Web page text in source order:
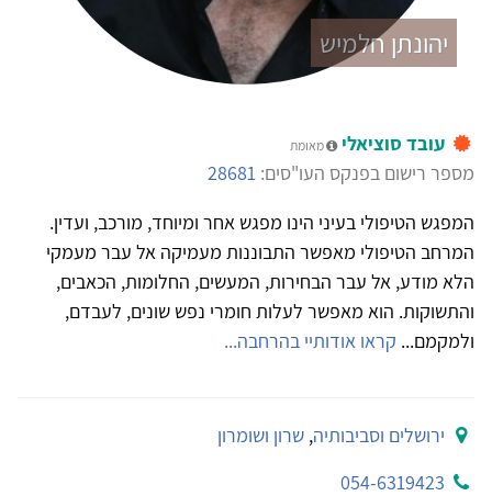
יהונתן חלמיש
עובד סוציאלי מאומת
מספר רישום בפנקס העו"סים: 28681
המפגש הטיפולי בעיני הינו מפגש אחר ומיוחד, מורכב, ועדין.
המרחב הטיפולי מאפשר התבוננות מעמיקה אל עבר מעמקי
הלא מודע, אל עבר הבחירות, המעשים, החלומות, הכאבים,
והתשוקות. הוא מאפשר לעלות חומרי נפש שונים, לעבדם,
ולמקמם... קראו אודותיי בהרחבה...
ירושלים וסביבותיה,שרון ושומרון
054-6319423